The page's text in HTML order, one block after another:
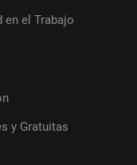
en el Trabajo
y Gratuitas